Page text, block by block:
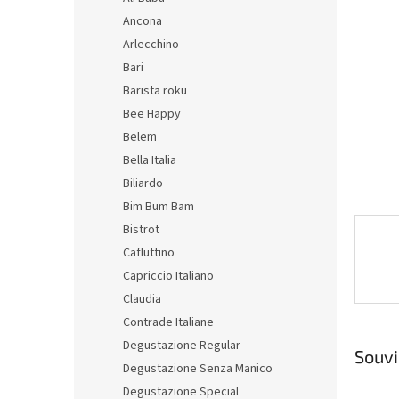
Ancona
Arlecchino
Bari
Barista roku
Bee Happy
Belem
Bella Italia
Biliardo
Bim Bum Bam
Bistrot
Cafluttino
Capriccio Italiano
Claudia
Contrade Italiane
Degustazione Regular
Degustazione Senza Manico
Degustazione Special